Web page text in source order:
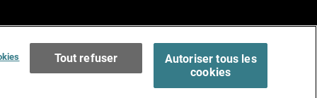
of Use >Tout refuser
Autoriser tous les
cookies